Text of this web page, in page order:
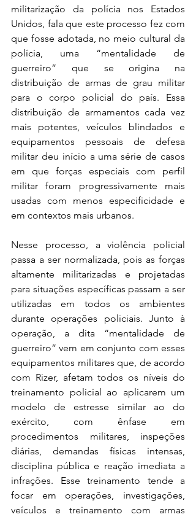
militarização da polícia nos Estados
Unidos, fala que este processo fez com
que fosse adotada, no meio cultural da
polícia, uma “mentalidade de
guerreiro” que se origina na
distribuição de armas de grau militar
para o corpo policial do país. Essa
distribuição de armamentos cada vez
mais potentes, veículos blindados e
equipamentos pessoais de defesa
militar deu início a uma série de casos
em que forças especiais com perfil
militar foram progressivamente mais
usadas com menos especificidade e
em contextos mais urbanos.
Nesse processo, a violência policial
passa a ser normalizada, pois as forças
altamente militarizadas e projetadas
para situações específicas passam a ser
utilizadas em todos os ambientes
durante operações policiais. Junto à
operação, a dita “mentalidade de
guerreiro” vem em conjunto com esses
equipamentos militares que, de acordo
com Rizer, afetam todos os níveis do
treinamento policial ao aplicarem um
modelo de estresse similar ao do
exército, com ênfase em
procedimentos militares, inspeções
diárias, demandas físicas intensas,
disciplina pública e reação imediata a
infrações. Esse treinamento tende a
focar em operações, investigações,
veículos e treinamento com armas